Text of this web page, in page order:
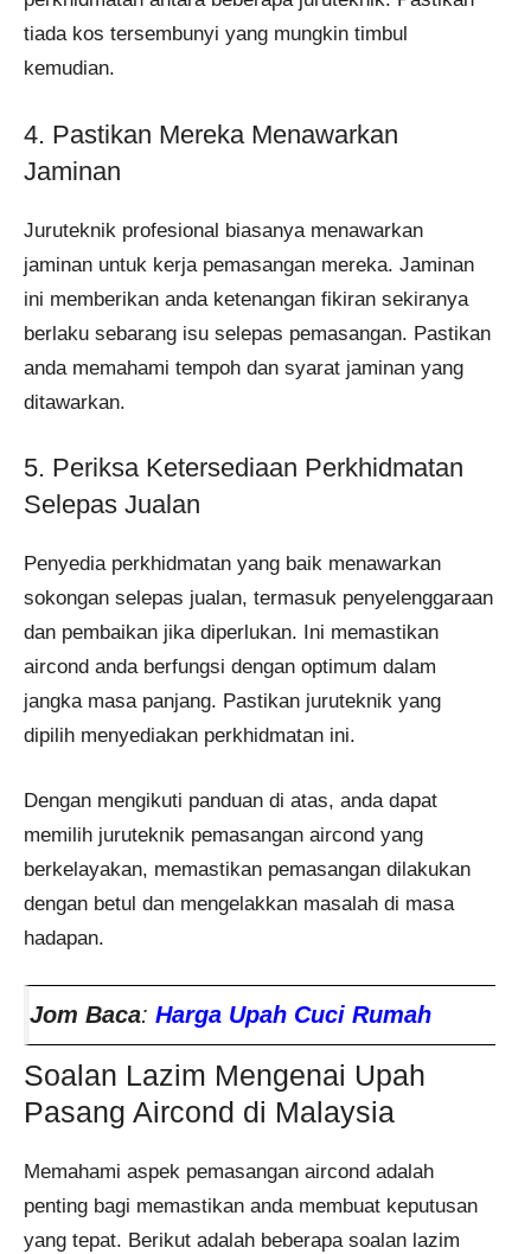
tiada kos tersembunyi yang mungkin timbul
kemudian.
4. Pastikan Mereka Menawarkan
Jaminan
Juruteknik profesional biasanya menawarkan
jaminan untuk kerja pemasangan mereka. Jaminan
ini memberikan anda ketenangan fikiran sekiranya
berlaku sebarang isu selepas pemasangan. Pastikan
anda memahami tempoh dan syarat jaminan yang
ditawarkan.
5. Periksa Ketersediaan Perkhidmatan
Selepas Jualan
Penyedia perkhidmatan yang baik menawarkan
sokongan selepas jualan, termasuk penyelenggaraan
dan pembaikan jika diperlukan. Ini memastikan
aircond anda berfungsi dengan optimum dalam
jangka masa panjang. Pastikan juruteknik yang
dipilih menyediakan perkhidmatan ini.
Dengan mengikuti panduan di atas, anda dapat
memilih juruteknik pemasangan aircond yang
berkelayakan, memastikan pemasangan dilakukan
dengan betul dan mengelakkan masalah di masa
hadapan.
Jom Baca: Harga Upah Cuci Rumah
Soalan Lazim Mengenai Upah
Pasang Aircond di Malaysia
Memahami aspek pemasangan aircond adalah
penting bagi memastikan anda membuat keputusan
yang tepat. Berikut adalah beberapa soalan lazim